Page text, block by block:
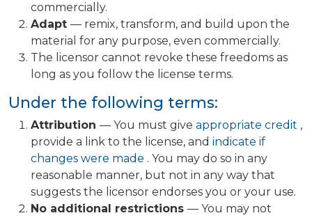
commercially.
Adapt — remix, transform, and build upon the
material for any purpose, even commercially.
The licensor cannot revoke these freedoms as
long as you follow the license terms.
Under the following terms:
Attribution — You must give appropriate credit ,
provide a link to the license, and indicate if
changes were made . You may do so in any
reasonable manner, but not in any way that
suggests the licensor endorses you or your use.
No additional restrictions — You may not